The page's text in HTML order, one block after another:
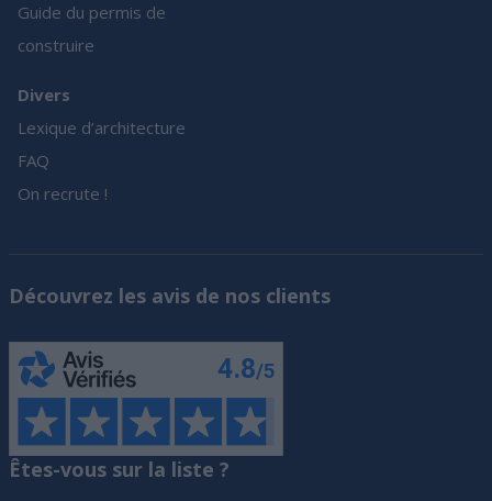
Guide du permis de
construire
Divers
Lexique d’architecture
FAQ
On recrute !
Découvrez les avis de nos clients
Êtes-vous sur la liste ?